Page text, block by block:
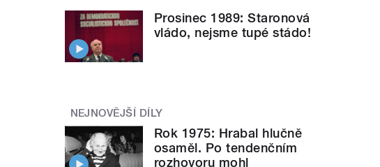
Prosinec 1989: Staronová
vládo, nejsme tupé stádo!
NEJNOVĚJŠÍ DÍLY
Rok 1975: Hrabal hlučně
osaměl. Po tendenčním
rozhovoru mohl